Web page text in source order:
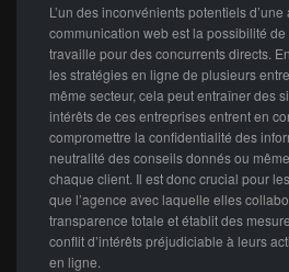
L’un des inconvénients potentiels
communication web est la possibilité de
travaille pour des concurrents directs.
les stratégies en ligne de plusieurs
même secteur, cela peut entraîner des
intérêts de ces entreprises entrent en
compromettre la confidentialité des
neutralité des conseils donnés ou
chaque client. Il est donc crucial pour
que l’agence avec laquelle elles
transparence totale et établit des
conflit d’intérêts préjudiciable à leurs
en ligne.